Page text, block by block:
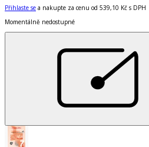
Přihlaste se a nakupte za cenu od 539,10 Kč s DPH
Momentálně nedostupné